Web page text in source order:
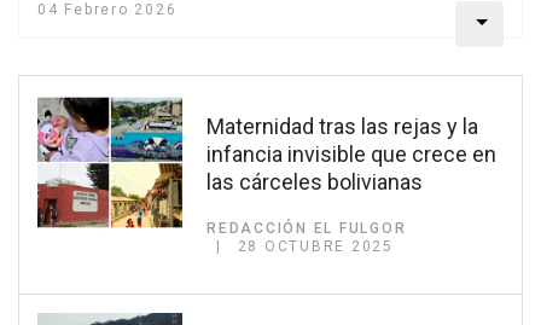
04 Febrero 2026
Maternidad tras las rejas y la
infancia invisible que crece en
las cárceles bolivianas
REDACCIÓN EL FULGOR
28 OCTUBRE 2025